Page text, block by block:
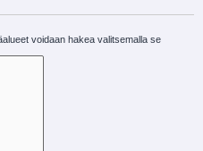
voidaan hakea valitsemalla se